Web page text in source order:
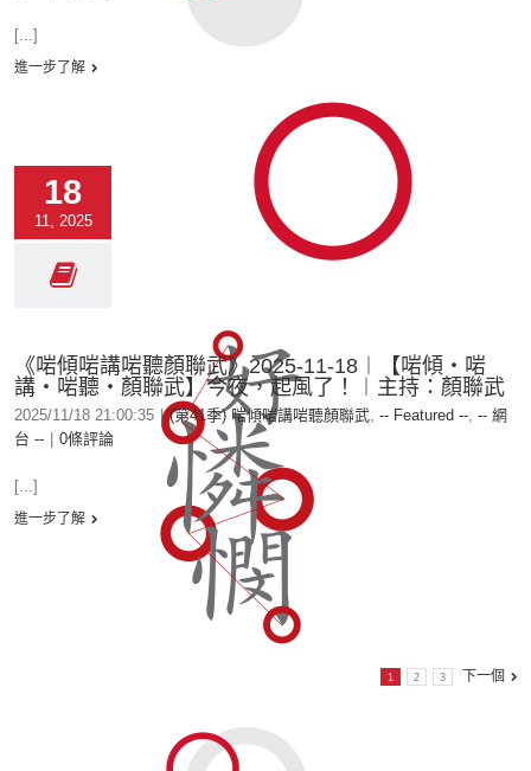
[...]
進一步了解
18
11, 2025
《啱傾啱講啱聽顏聯武》2025-11-18︱【啱傾‧啱
講‧啱聽‧顏聯武】今夜，起風了！︱主持：顏聯武
2025/11/18 21:00:35 | (第41季) 啱傾啱講啱聽顏聯武, -- Featured --, -- 網
台 --
0條評論
[...]
進一步了解
1 2 3 下一個